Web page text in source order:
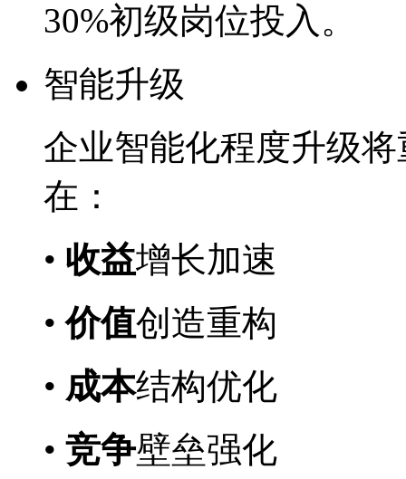
30%初级岗位投入。
智能升级
企业智能化程度升级将
在：
• 收益增长加速
•价值创造重构
• 成本结构优化
• 竞争壁垒强化